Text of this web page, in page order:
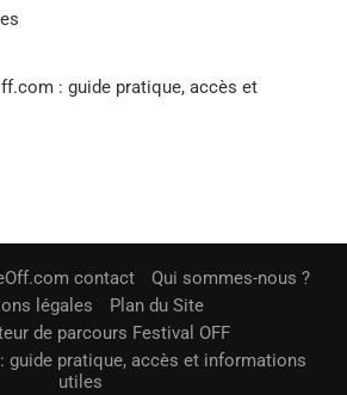
: guide pratique, accès et
contact
Qui sommes-nous ?
légales
Plan du Site
de parcours Festival OFF
guide pratique, accès et informations
utiles